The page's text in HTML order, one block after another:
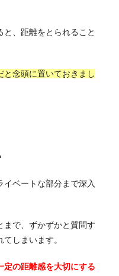
、距離をとられること
念頭に置いておきまし
ベートな部分まで深入
まで、ずかずかと質問す
しまいます。
定の距離感を大切にする